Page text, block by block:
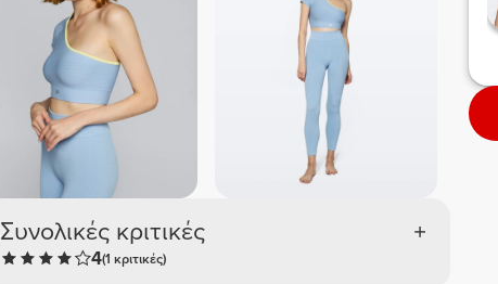
Συνολικές κριτικές
4(1 κριτικές)